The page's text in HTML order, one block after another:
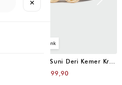
Uzun Tokalı Suni Deri Kemer Krem
₺199,90
✕